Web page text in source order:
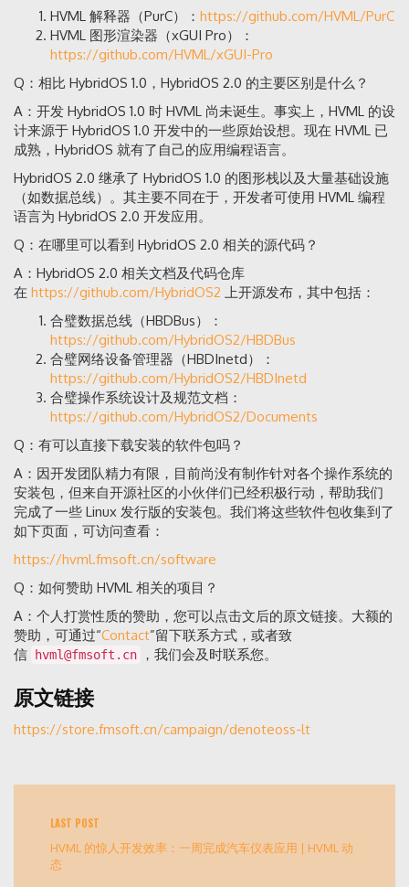
HVML 解释器（PurC）： https://github.com/HVML/PurC
HVML 图形渲染器（xGUI Pro）：
https://github.com/HVML/xGUI-Pro
Q：相比 HybridOS 1.0，HybridOS 2.0 的主要区别是什么？
A：开发 HybridOS 1.0 时 HVML 尚未诞生。事实上，HVML 的设
计来源于 HybridOS 1.0 开发中的一些原始设想。现在 HVML 已
成熟，HybridOS 就有了自己的应用编程语言。
HybridOS 2.0 继承了 HybridOS 1.0 的图形栈以及大量基础设施
（如数据总线）。其主要不同在于，开发者可使用 HVML 编程
语言为 HybridOS 2.0 开发应用。
Q：在哪里可以看到 HybridOS 2.0 相关的源代码？
A：HybridOS 2.0 相关文档及代码仓库
在 https://github.com/HybridOS2 上开源发布，其中包括：
合璧数据总线（HBDBus）：
https://github.com/HybridOS2/HBDBus
合璧网络设备管理器（HBDInetd）：
https://github.com/HybridOS2/HBDInetd
合璧操作系统设计及规范文档：
https://github.com/HybridOS2/Documents
Q：有可以直接下载安装的软件包吗？
A：因开发团队精力有限，目前尚没有制作针对各个操作系统的
安装包，但来自开源社区的小伙伴们已经积极行动，帮助我们
完成了一些 Linux 发行版的安装包。我们将这些软件包收集到了
如下页面，可访问查看：
https://hvml.fmsoft.cn/software
Q：如何赞助 HVML 相关的项目？
A：个人打赏性质的赞助，您可以点击文后的原文链接。大额的
赞助，可通过“Contact”留下联系方式，或者致
信
hvml@fmsoft.cn ，我们会及时联系您。
原文链接
https://store.fmsoft.cn/campaign/denoteoss-lt
LAST POST
HVML 的惊人开发效率：一周完成汽车仪表应用 | HVML 动
态